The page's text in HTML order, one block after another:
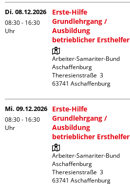
Di. 08.12.2026
08:30 - 16:30
Uhr
Erste-Hilfe
Grundlehrgang /
Ausbildung
betrieblicher Ersthelfer
Arbeiter-Samariter-Bund
Aschaffenburg
Theresienstraße  3
Mi. 09.12.2026
08:30 - 16:30
Uhr
Erste-Hilfe
Grundlehrgang /
Ausbildung
betrieblicher Ersthelfer
Arbeiter-Samariter-Bund
Aschaffenburg
Theresienstraße  3